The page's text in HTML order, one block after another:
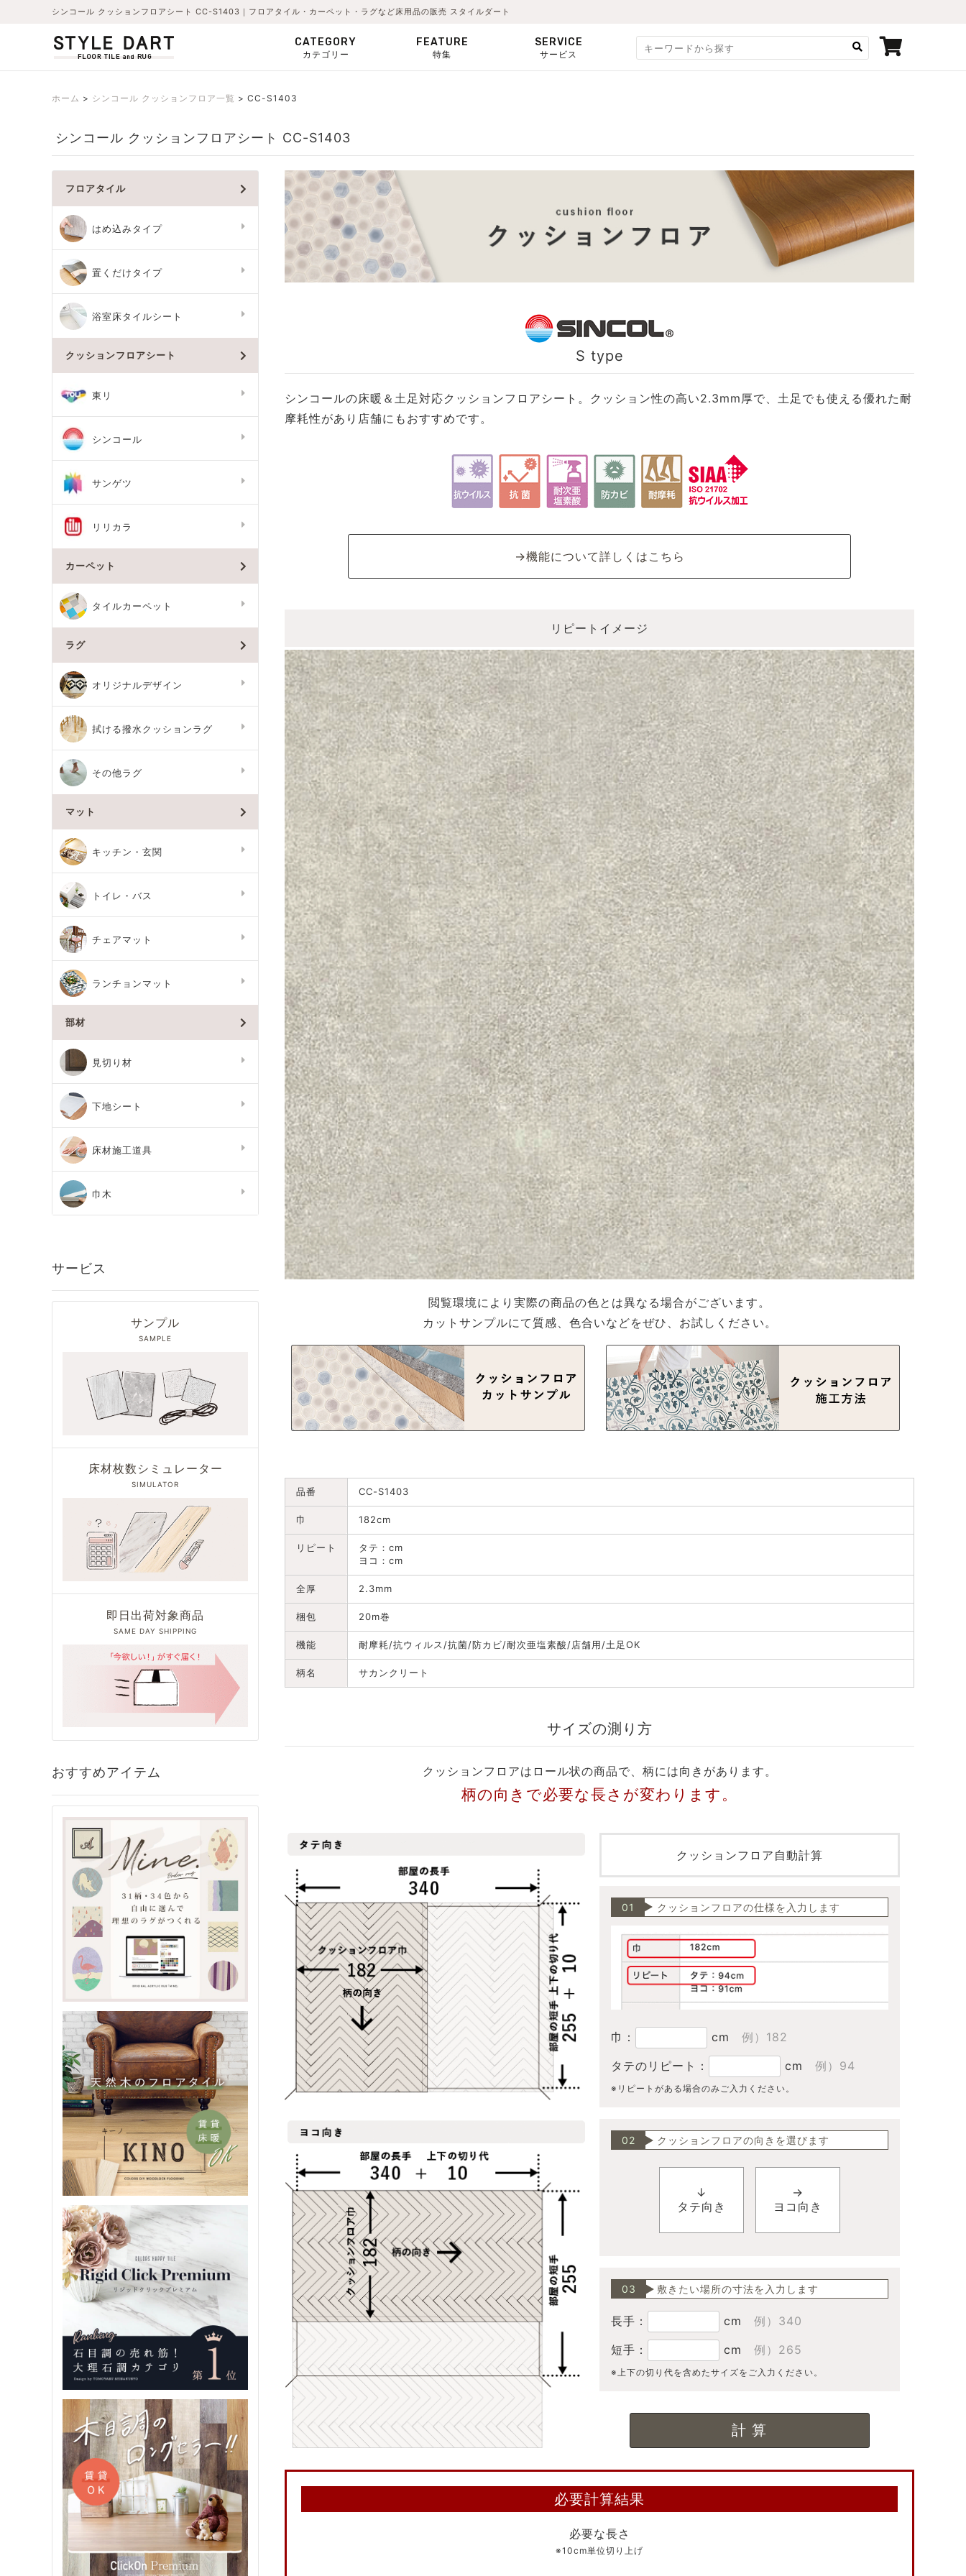
シンコール クッションフロアシート CC-S1403｜フロアタイル・カーペット・ラグなど床用品の販売 スタイルダート
CATEGORY
カテゴリー
FEATURE
特集
SERVICE
サービス
ホーム シンコール クッションフロア一覧 CC-S1403
シンコール クッションフロアシート CC-S1403
S type
シンコールの床暖＆土足対応クッションフロアシート。クッション性の高い2.3mm厚で、土足でも使える優れた耐
摩耗性があり店舗にもおすすめです。
→機能について詳しくはこちら
リピートイメージ
閲覧環境により実際の商品の色とは異なる場合がございます。
カットサンプルにて質感、色合いなどをぜひ、お試しください。
品番 CC-S1403
巾 182cm
リピート
タテ：cm
ヨコ：cm
全厚 2.3mm
梱包 20m巻
機能 耐摩耗/抗ウィルス/抗菌/防カビ/耐次亜塩素酸/店舗用/土足OK
柄名 サカンクリート
サイズの測り方
クッションフロアはロール状の商品で、柄には向きがあります。
柄の向きで必要な長さが変わります。
クッションフロア自動計算
01 クッションフロアの仕様を入力します
巾： cm 例）182
タテのリピート：
cm 例）94
※リピートがある場合のみご入力ください。
02 クッションフロアの向きを選びます
↓
タテ向き
→
ヨコ向き
03 敷きたい場所の寸法を入力します
長手： cm 例）340
短手：
cm 例）265
※上下の切り代を含めたサイズをご入力ください。
必要計算結果
必要な長さ
※10cm単位切り上げ
フロアタイル
はめ込みタイプ
置くだけタイプ
浴室床タイルシート
クッションフロアシート
東リ
シンコール
サンゲツ
リリカラ
カーペット
タイルカーペット
ラグ
オリジナルデザイン
拭ける撥水クッションラグ
その他ラグ
マット
キッチン・玄関
トイレ・バス
チェアマット
ランチョンマット
部材
見切り材
下地シート
床材施工道具
巾木
サービス
サンプル
SAMPLE
床材枚数シミュレーター
SIMULATOR
即日出荷対象商品
SAME DAY SHIPPING
おすすめアイテム